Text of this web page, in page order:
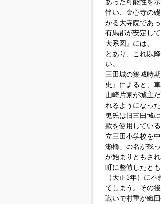
あった可能性を
伴い、金心寺の
がる大寺院であ
有馬郡が安定し
大系図』には、
とあり、これ以
い。
三田城の築城時
史』によると、
山崎片家が城主
れるようになっ
鬼氏は旧三田城
款を使用してい
立三田小学校を
瀬橋」の名が残
が始まりともさ
町に整備したと
（天正3年）に
てしまう。その
戦いで村重が織